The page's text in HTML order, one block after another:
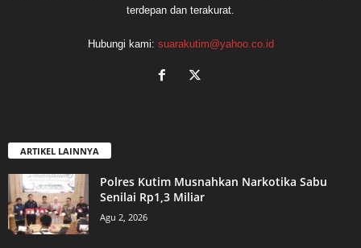
terdepan dan terakurat.
Hubungi kami: suarakutim@yahoo.co.id
ARTIKEL LAINNYA
Polres Kutim Musnahkan Narkotika Sabu
Senilai Rp1,3 Miliar
Agu 2, 2026